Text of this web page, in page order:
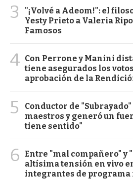
3
"¡Volvé a Adeom!": el
Yesty Prieto a Valeria
Famosos
4 Con Perrone y Manini
tiene asegurados los
aprobación de la
5
Conductor de
maestros y generó un
tiene sentido"
6
Entre "mal compañero" y
altísima tensión en vivo
integrantes de programa